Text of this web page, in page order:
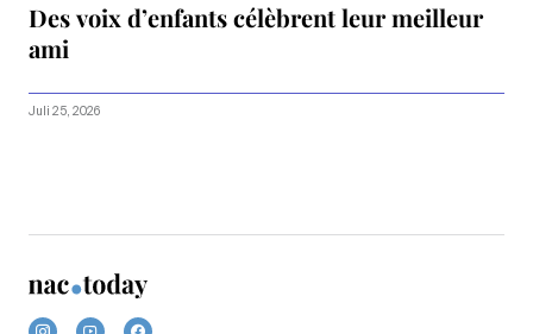
Des voix d’enfants célèbrent leur meilleur
ami
Juli 25, 2026